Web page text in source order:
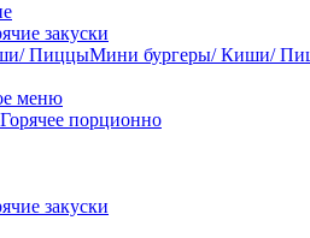
закуски
Мини бургеры/ Киши/
меню
Горячее порционно
закуски